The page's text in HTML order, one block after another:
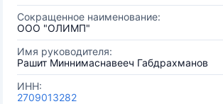
Сокращенное наименование:
ООО "ОЛИМП"
Имя руководителя:
Рашит Миннимаснавееч Габдрахманов
ИНН:
2709013282